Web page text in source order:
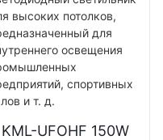
KML-UFOHF 150W